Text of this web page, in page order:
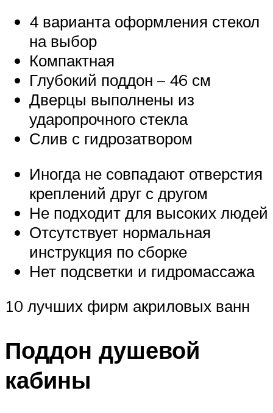
4 варианта оформления стекол
на выбор
Компактная
Глубокий поддон – 46 см
Дверцы выполнены из
ударопрочного стекла
Слив с гидрозатвором
Иногда не совпадают отверстия
креплений друг с другом
Не подходит для высоких людей
Отсутствует нормальная
инструкция по сборке
Нет подсветки и гидромассажа
10 лучших фирм акриловых ванн
Поддон душевой
кабины